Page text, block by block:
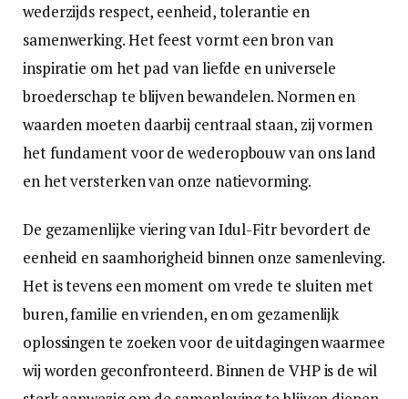
wederzijds respect, eenheid, tolerantie en
samenwerking. Het feest vormt een bron van
inspiratie om het pad van liefde en universele
broederschap te blijven bewandelen. Normen en
waarden moeten daarbij centraal staan, zij vormen
het fundament voor de wederopbouw van ons land
en het versterken van onze natievorming.
De gezamenlijke viering van Idul-Fitr bevordert de
eenheid en saamhorigheid binnen onze samenleving.
Het is tevens een moment om vrede te sluiten met
buren, familie en vrienden, en om gezamenlijk
oplossingen te zoeken voor de uitdagingen waarmee
wij worden geconfronteerd. Binnen de VHP is de wil